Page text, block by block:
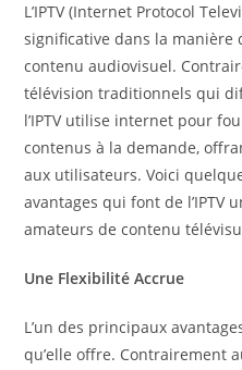
L’IPTV (Internet Protocol
significative dans la manière
contenu audiovisuel.
télévision traditionnels qui
l’IPTV utilise internet pour
contenus à la demande,
aux utilisateurs. Voici
avantages qui font de l’IPTV
amateurs de contenu
Une Flexibilité Accrue
L’un des principaux
qu’elle offre. Contrairement